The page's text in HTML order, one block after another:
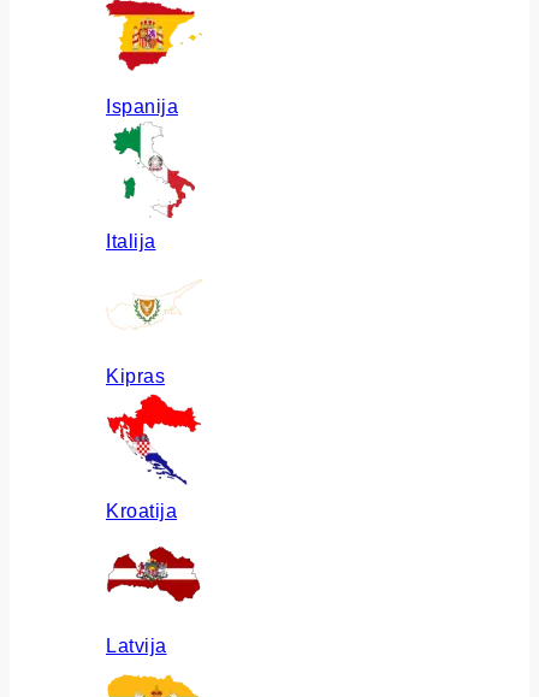
Ispanija
Italija
Kipras
Kroatija
Latvija